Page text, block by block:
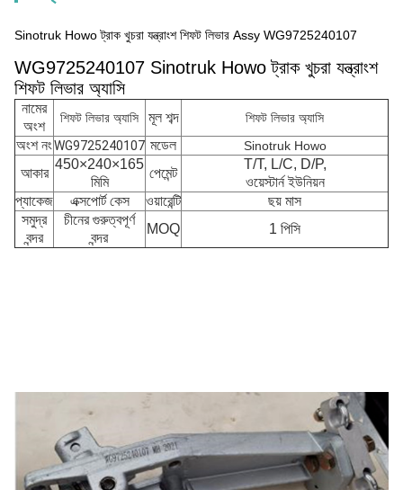
Sinotruk Howo ট্রাক খুচরা যন্ত্রাংশ শিফট লিভার Assy WG9725240107
WG9725240107 Sinotruk Howo ট্রাক খুচরা যন্ত্রাংশ
শিফট লিভার অ্যাসি
নামের
অংশ
শিফট লিভার অ্যাসি মূল শব্দ শিফট লিভার অ্যাসি
অংশ নংWG9725240107 মডেল Sinotruk Howo
আকার
450×240×165
মিমি
পেমেন্ট
T/T, L/C, D/P,
ওয়েস্টার্ন ইউনিয়ন
প্যাকেজ
এক্সপোর্ট কেস ওয়ারেন্টি
ছয় মাস
সমুদ্র
বন্দর
চীনের গুরুত্বপূর্ণ
বন্দর
MOQ 1 পিসি